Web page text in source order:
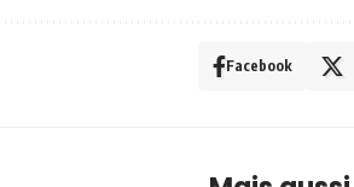
Facebook